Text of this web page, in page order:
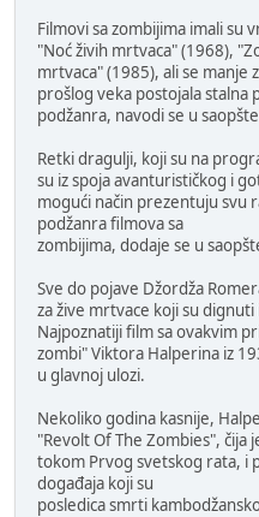
Filmovi sa zombijima imali su
"Noć živih mrtvaca" (1968),
mrtvaca" (1985), ali se manje
prošlog veka postojala stalna
podžanra, navodi se u
Retki dragulji, koji su na
su iz spoja avanturističkog i
mogući način prezentuju svu
podžanra filmova sa
zombijima, dodaje se u
Sve do pojave Džordža
za žive mrtvace koji su
Najpoznatiji film sa ovakvim
zombi" Viktora Halperina iz
u glavnoj ulozi.
Nekoliko godina kasnije,
"Revolt Of The Zombies", čija
tokom Prvog svetskog rata, i
događaja koji su
posledica smrti